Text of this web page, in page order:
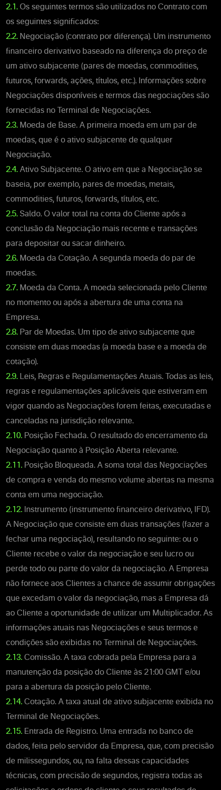
2.1. Os seguintes termos são utilizados no Contrato com
os seguintes significados:
2.2. Negociação (contrato por diferença). Um instrumento
financeiro derivativo baseado na diferença do preço de
um ativo subjacente (pares de moedas, commodities,
futuros, forwards, ações, títulos, etc.). Informações sobre
Negociações disponíveis e termos das negociações são
fornecidas no Terminal de Negociações.
2.3. Moeda de Base. A primeira moeda em um par de
moedas, que é o ativo subjacente de qualquer
Negociação.
2.4. Ativo Subjacente. O ativo em que a Negociação se
baseia, por exemplo, pares de moedas, metais,
commodities, futuros, forwards, títulos, etc.
2.5. Saldo. O valor total na conta do Cliente após a
conclusão da Negociação mais recente e transações
para depositar ou sacar dinheiro.
2.6. Moeda da Cotação. A segunda moeda do par de
moedas.
2.7. Moeda da Conta. A moeda selecionada pelo Cliente
no momento ou após a abertura de uma conta na
Empresa.
2.8. Par de Moedas. Um tipo de ativo subjacente que
consiste em duas moedas (a moeda base e a moeda de
cotação).
2.9. Leis, Regras e Regulamentações Atuais. Todas as leis,
regras e regulamentações aplicáveis que estiveram em
vigor quando as Negociações forem feitas, executadas e
canceladas na jurisdição relevante.
2.10. Posição Fechada. O resultado do encerramento da
Negociação quanto à Posição Aberta relevante.
2.11. Posição Bloqueada. A soma total das Negociações
de compra e venda do mesmo volume abertas na mesma
conta em uma negociação.
2.12. Instrumento (instrumento financeiro derivativo, IFD).
A Negociação que consiste em duas transações (fazer a
fechar uma negociação), resultando no seguinte: ou o
Cliente recebe o valor da negociação e seu lucro ou
perde todo ou parte do valor da negociação. A Empresa
não fornece aos Clientes a chance de assumir obrigações
que excedam o valor da negociação, mas a Empresa dá
ao Cliente a oportunidade de utilizar um Multiplicador. As
informações atuais nas Negociações e seus termos e
condições são exibidas no Terminal de Negociações.
2.13. Comissão. A taxa cobrada pela Empresa para a
manutenção da posição do Cliente às 21:00 GMT e/ou
para a abertura da posição pelo Cliente.
2.14. Cotação. A taxa atual de ativo subjacente exibida no
Terminal de Negociações.
2.15. Entrada de Registro. Uma entrada no banco de
dados, feita pelo servidor da Empresa, que, com precisão
de milissegundos, ou, na falta dessas capacidades
técnicas, com precisão de segundos, registra todas as